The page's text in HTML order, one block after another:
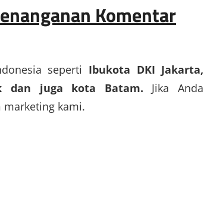
Komentar
seperti Ibukota DKI Jakarta,
dan juga kota Batam. Jika Anda
kami.